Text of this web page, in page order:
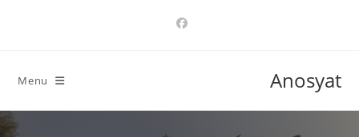
Anosyat
Menu